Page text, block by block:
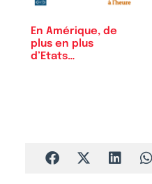
En Amérique, de
plus en plus
d’Etats